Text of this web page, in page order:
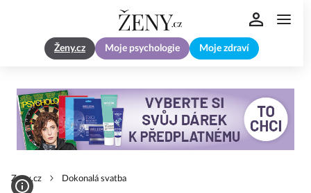
Ženy.cz Moje psychologie Moje zdraví
Zeny.cz Dokonalá svatba